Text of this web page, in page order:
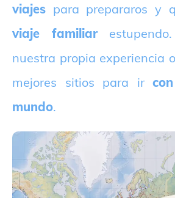
viajes para prepararos y
viaje familiar
nuestra propia experiencia
mejores sitios para ir
mundo.